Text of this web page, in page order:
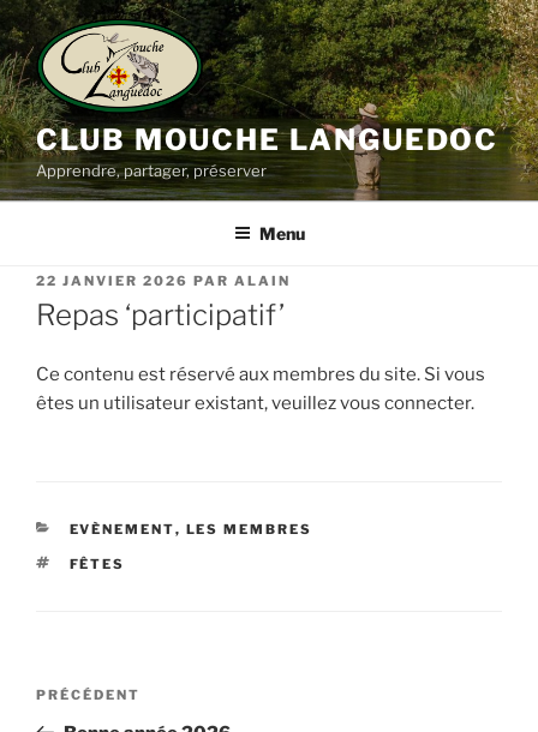
Aller
au
contenu
principal
CLUB MOUCHE LANGUEDOC
Apprendre, partager, préserver
Menu
PUBLIÉ
LE
22 JANVIER 2026 PAR ALAIN
Repas ‘participatif’
Ce contenu est réservé aux membres du site. Si vous
êtes un utilisateur existant, veuillez vous connecter.
CATÉGORIES
EVÈNEMENT, LES MEMBRES
ÉTIQUETTES
FÊTES
Navigation
Article
précédent
PRÉCÉDENT